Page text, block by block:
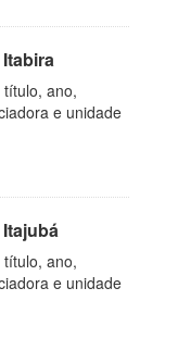
ano,
e unidade
ano,
e unidade